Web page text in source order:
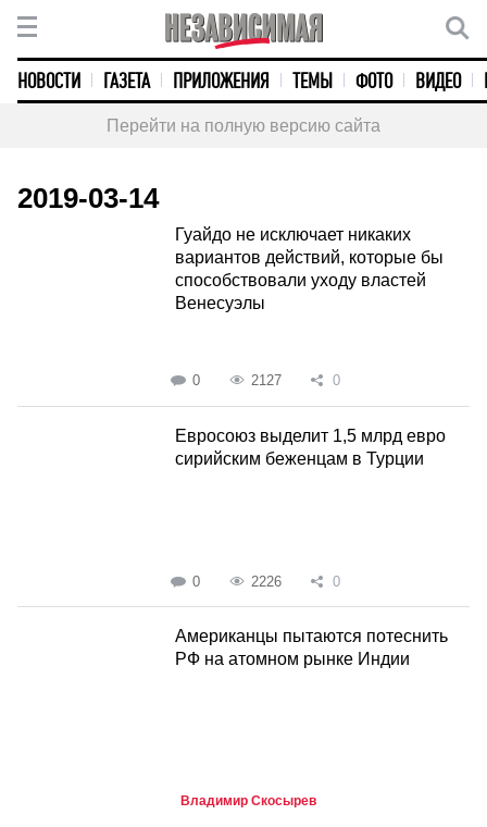
НОВОСТИ ГАЗЕТА ПРИЛОЖЕНИЯ ТЕМЫ ФОТО ВИДЕО
Перейти на полную версию сайта
2019-03-14
Гуайдо не исключает никаких
вариантов действий, которые бы
способствовали уходу властей
Венесуэлы
0 2127 0
Евросоюз выделит 1,5 млрд евро
сирийским беженцам в Турции
0 2226 0
Американцы пытаются потеснить
РФ на атомном рынке Индии
Владимир Скосырев